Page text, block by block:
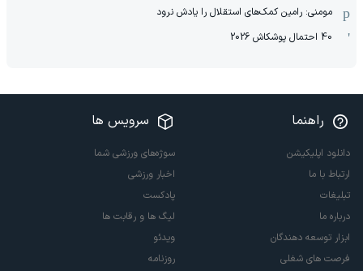
مومنی: رامین کمک‌های استقلال را یادش نرود
40 احتمال پوشکاش 2026
راهنما
دانلود اپلیکیشن
ارتباط با ما
تبلیغات
درباره ما
ابزار توسعه دهندگان
فرصت های شغلی
سرویس ها
سوژه‌های ورزشی شما
اخبار ورزشی
پادکست
لیگ ها و رقابت ها
ویدئو
روزنامه